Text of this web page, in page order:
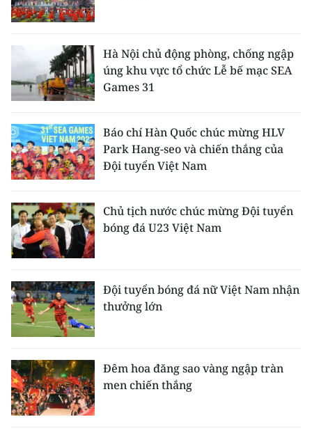
Hà Nội chủ động phòng, chống ngập
úng khu vực tổ chức Lễ bế mạc SEA
Games 31
Báo chí Hàn Quốc chúc mừng HLV
Park Hang-seo và chiến thắng của
Đội tuyển Việt Nam
Chủ tịch nước chúc mừng Đội tuyển
bóng đá U23 Việt Nam
Đội tuyển bóng đá nữ Việt Nam nhận
thưởng lớn
Đêm hoa đăng sao vàng ngập tràn
men chiến thắng